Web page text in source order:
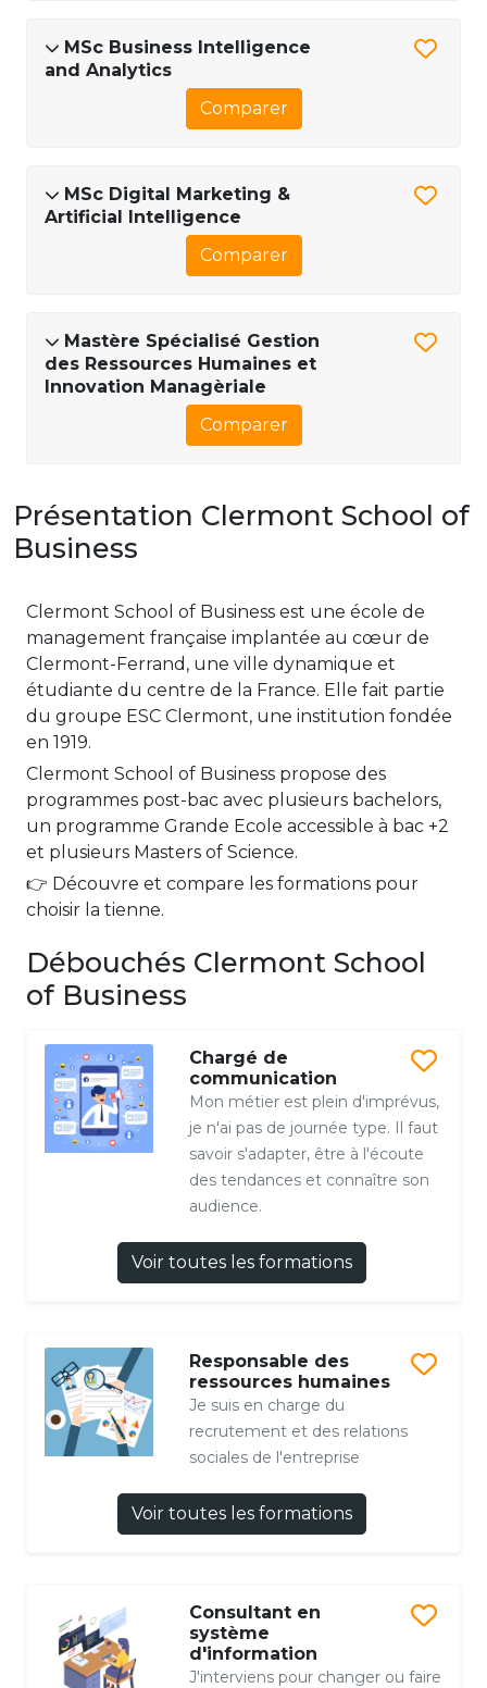
MSc Business Intelligence
and Analytics
Comparer
MSc Digital Marketing &
Artificial Intelligence
Comparer
Mastère Spécialisé Gestion
des Ressources Humaines et
Innovation Managèriale
Comparer
Présentation Clermont School of
Business
Clermont School of Business est une école de
management française implantée au cœur de
Clermont-Ferrand, une ville dynamique et
étudiante du centre de la France. Elle fait partie
du groupe ESC Clermont, une institution fondée
en 1919.
Clermont School of Business propose des
programmes post-bac avec plusieurs bachelors,
un programme Grande Ecole accessible à bac +2
et plusieurs Masters of Science.
👉 Découvre et compare les formations pour
choisir la tienne.
Débouchés Clermont School
of Business
Chargé de
communication
Mon métier est plein d'imprévus,
je n'ai pas de journée type. Il faut
savoir s'adapter, être à l'écoute
des tendances et connaître son
audience.
Voir toutes les formations
Responsable des
ressources humaines
Je suis en charge du
recrutement et des relations
sociales de l'entreprise
Voir toutes les formations
Consultant en
système
d'information
J'interviens pour changer ou faire